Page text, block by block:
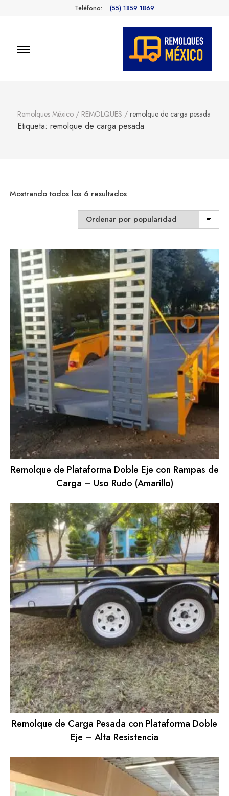
Teléfono: (55) 1859 1869
Remolques México / REMOLQUES / remolque de carga pesada
Etiqueta: remolque de carga pesada
Mostrando todos los 6 resultadosSorted
popularity
Remolque de Plataforma Doble Eje con Rampas de
Carga – Uso Rudo (Amarillo)
Remolque de Carga Pesada con Plataforma Doble
Eje – Alta Resistencia